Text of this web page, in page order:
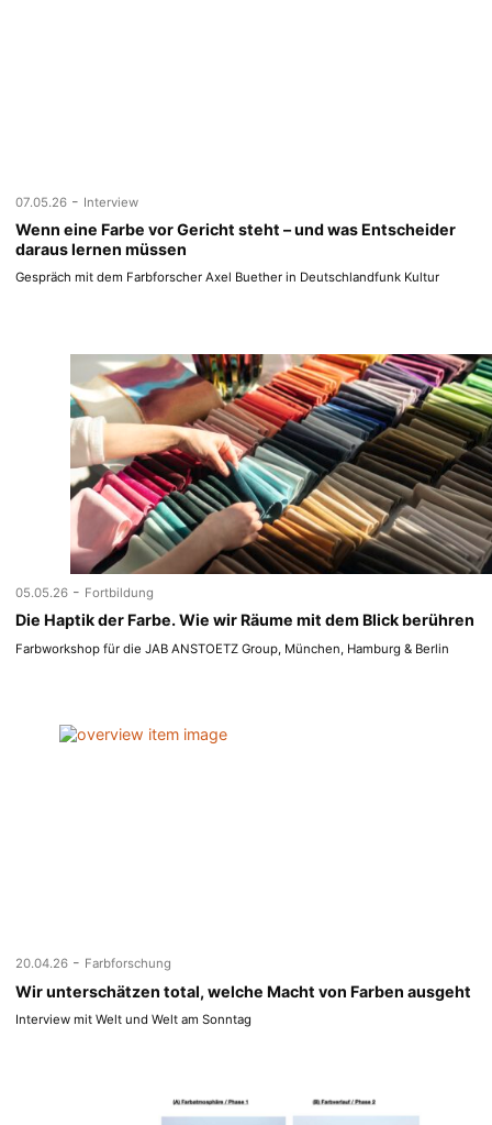
07.05.26 - Interview
Wenn eine Farbe vor Gericht steht – und was Entscheider
daraus lernen müssen
Gespräch mit dem Farbforscher Axel Buether in Deutschlandfunk Kultur
05.05.26 - Fortbildung
Die Haptik der Farbe. Wie wir Räume mit dem Blick berühren
Farbworkshop für die JAB ANSTOETZ Group, München, Hamburg & Berlin
20.04.26 - Farbforschung
Wir unterschätzen total, welche Macht von Farben ausgeht
Interview mit Welt und Welt am Sonntag